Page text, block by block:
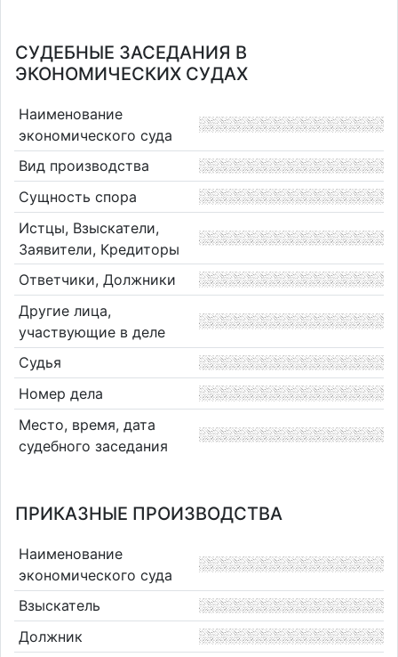
СУДЕБНЫЕ ЗАСЕДАНИЯ В
ЭКОНОМИЧЕСКИХ СУДАХ
Наименование
экономического суда
Вид производства
Сущность спора
Истцы, Взыскатели,
Заявители, Кредиторы
Ответчики, Должники
Другие лица,
участвующие в деле
Судья
Номер дела
Место, время, дата
судебного заседания
ПРИКАЗНЫЕ ПРОИЗВОДСТВА
Наименование
экономического суда
Взыскатель
Должник